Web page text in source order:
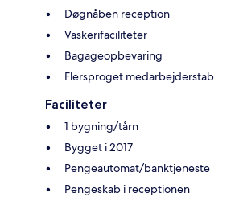
Døgnåben reception
Vaskerifaciliteter
Bagageopbevaring
Flersproget medarbejderstab
Faciliteter
1 bygning/tårn
Bygget i 2017
Pengeautomat/banktjeneste
Pengeskab i receptionen